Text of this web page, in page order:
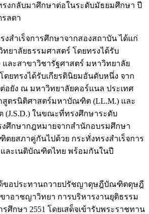
รงกลับมาศึกษาต่อในระดับมัธยมศึกษา ปี
รลดา
สำเร็จการศึกษาจากสองสถาบัน ได้แก่
ยาลัยธรรมศาสตร์ โดยทรงได้รับ
และสาขาวิชารัฐศาสตร์ มหาวิทยาลัย
ดยทรงได้รับเกียรตินิยมอันดับหนึ่ง จาก
อยัง ณ มหาวิทยาลัยคอร์แนล ประเทศ
สูตรนิติศาสตร์มหาบัณฑิต (LL.M.) และ
ในขณะที่ทรงศึกษาระดับ
ศึกษากฎหมายจากสำนักอบรมศึกษา
ยสภาคู่กันไปด้วย กระทั่งทรงสำเร็จการ
ะเนติบัณฑิตไทย พร้อมกันในปี
ขอประทานถวายปรัชญาดุษฎีบัณฑิตดุษฎี
อาชญาวิทยา การบริหารงานยุติธรรม
ศึกษา 2551 โดยเสด็จเข้ารับพระราชทาน